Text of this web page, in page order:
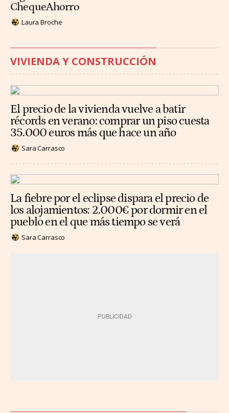
ChequeAhorro
Laura Broche
VIVIENDA Y CONSTRUCCIÓN
El precio de la vivienda vuelve a batir
récords en verano: comprar un piso cuesta
35.000 euros más que hace un año
Sara Carrasco
La fiebre por el eclipse dispara el precio de
los alojamientos: 2.000€ por dormir en el
pueblo en el que más tiempo se verá
Sara Carrasco